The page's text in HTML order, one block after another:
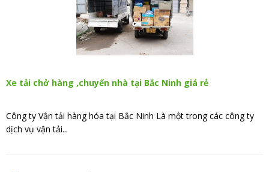
Xe tải chở hàng ,chuyển nhà tại Bắc Ninh giá rẻ
Công ty Vận tải hàng hóa tại Bắc Ninh Là một trong các công ty
dịch vụ vận tải...